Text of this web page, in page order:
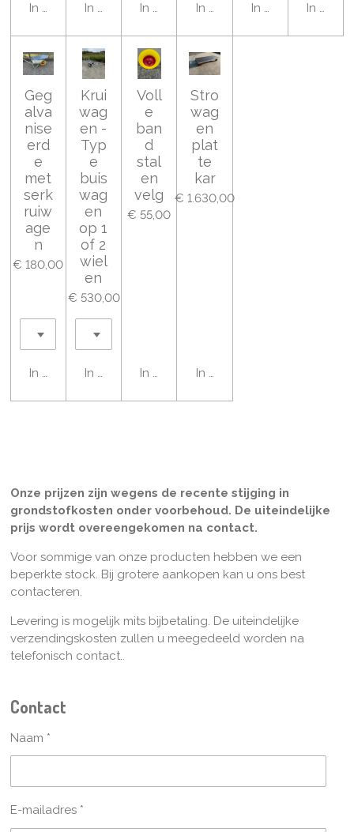
In winkelwagenIn winkelwagenIn winkelwagenIn winkelwagenIn winkelwagen
In
Geg
alva
nise
erd
e
met
serk
ruiw
age
n
€ 180,00
In winkelwagen
Krui
wag
en -
Typ
e
buis
wag
en
op 1
of 2
wiel
en
€ 530,00
In winkelwagen
Voll
e
ban
d
stal
en
velg
€ 55,00
In winkelwagen
Stro
wag
en
plat
te
kar
€ 1.630,00
In winkelwagen
Onze prijzen zijn wegens de recente stijging in
grondstofkosten onder voorbehoud. De uiteindelijke
prijs wordt overeengekomen na contact.
Voor sommige van onze producten hebben we een
beperkte stock. Bij grotere aankopen kan u ons best
contacteren.
Levering is mogelijk mits bijbetaling. De uiteindelijke
verzendingskosten zullen u meegedeeld worden na
telefonisch contact..
Contact
Naam *
E-mailadres *